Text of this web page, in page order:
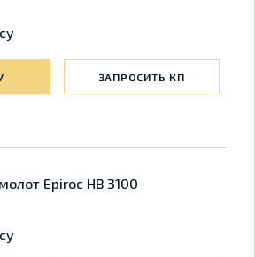
ЗАПРОСИТЬ КП
Epiroc HB 3100